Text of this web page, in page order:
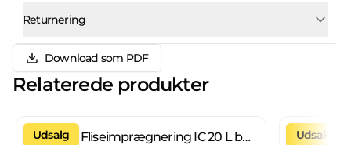
Returnering
Download som PDF
Relaterede produkter
Udsalg Fliseimprægnering IC 20 L brugsklar Udsalg